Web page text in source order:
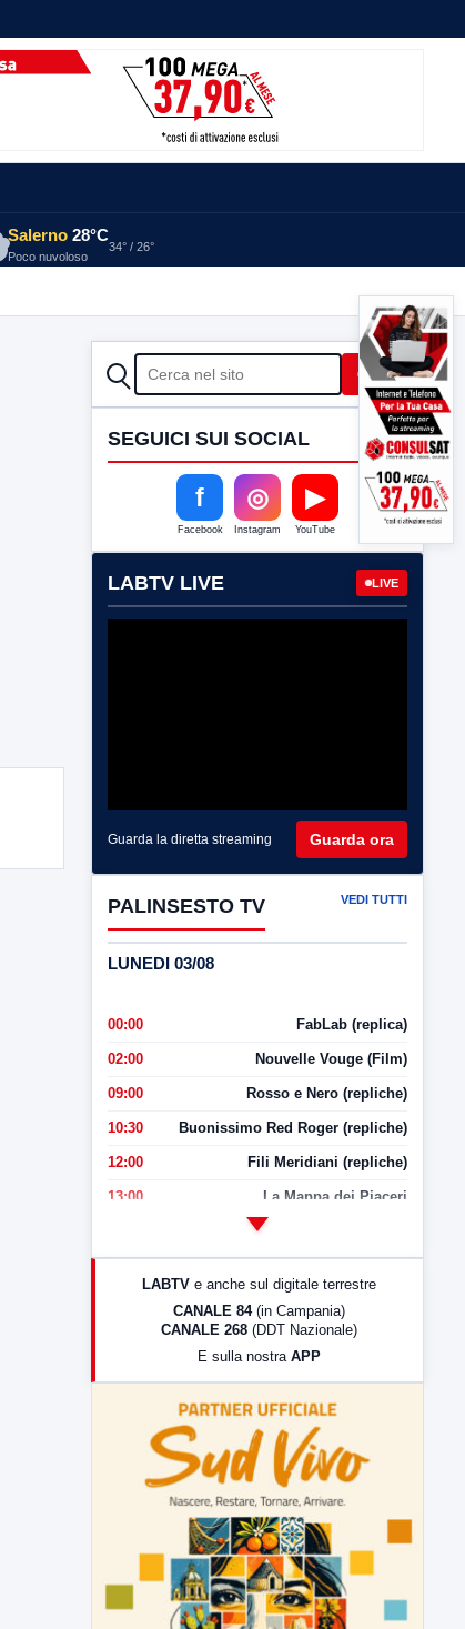
Salerno 28°C
Poco nuvoloso
34° / 26°
CERCA Cerca
SEGUICI SUI SOCIAL
f
Facebook
◎
Instagram
▶
YouTube
LABTV LIVE LIVE
Guarda la diretta streaming Guarda ora
PALINSESTO TV VEDI TUTTI
LUNEDI 03/08
00:00 FabLab (replica)
02:00 Nouvelle Vouge (Film)
09:00 Rosso e Nero (repliche)
10:30 Buonissimo Red Roger (repliche)
12:00 Fili Meridiani (repliche)
13:00 La Mappa dei Piaceri
LabNews (Diretta)
LabNews (replica)
LABTV e anche sul digitale terrestre
CANALE 84 (in Campania)
CANALE 268 (DDT Nazionale)
E sulla nostra APP